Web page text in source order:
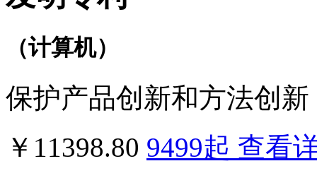
（计算机）
保护产品创新和方法创新
￥11398.80 9499起 查看